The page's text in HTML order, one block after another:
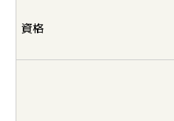
資格